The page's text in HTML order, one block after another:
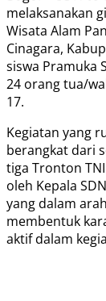
melaksanakan
Wisata Alam
Cinagara,
siswa Pramuka
24 orang tua/
17.
Kegiatan yang
berangkat dari
tiga Tronton
oleh Kepala
yang dalam
membentuk
aktif dalam